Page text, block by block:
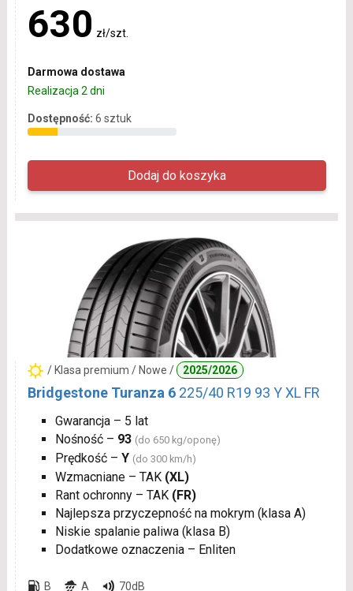
630 zł/szt.
Darmowa dostawa
Realizacja 2 dni
Dostępność: 6 sztuk
/ Klasa premium / Nowe / 2025/2026
Bridgestone Turanza 6 225/40 R19 93 Y XL FR
Gwarancja – 5 lat
Nośność – 93 (do 650 kg/oponę)
Prędkość – Y (do 300 km/h)
Wzmacniane – TAK (XL)
Rant ochronny – TAK (FR)
Najlepsza przyczepność na mokrym (klasa A)
Niskie spalanie paliwa (klasa B)
Dodatkowe oznaczenia – Enliten
B A 70dB